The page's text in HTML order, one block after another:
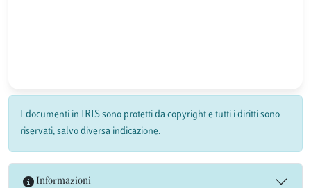
I documenti in IRIS sono protetti da copyright e tutti i diritti sono
riservati, salvo diversa indicazione.
Informazioni